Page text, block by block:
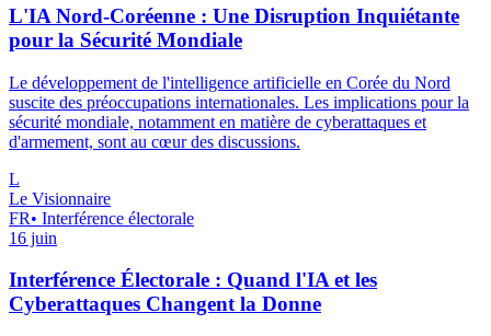
L'IA Nord-Coréenne : Une Disruption Inquiétante
pour la Sécurité Mondiale
Le développement de l'intelligence artificielle en Corée du Nord
suscite des préoccupations internationales. Les implications pour la
sécurité mondiale, notamment en matière de cyberattaques et
d'armement, sont au cœur des discussions.
L
Le Visionnaire
FR• Interférence électorale
16 juin
Interférence Électorale : Quand l'IA et les
Cyberattaques Changent la Donne